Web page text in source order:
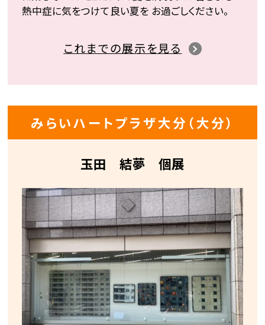
熱中症に気をつけて良い夏を お過ごしください。
これまでの展示を見る
みらいハートプラザ大分（大分）
玉田 結夢 個展